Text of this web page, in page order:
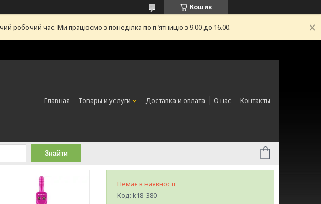
Кошик
робочий час. Ми працюємо з понеділка по п"ятницю з 9.00 до 16.00.
Главная Товары и услуги Доставка и оплата О нас Контакты
Знайти
Немає в наявності
Код: k18-380